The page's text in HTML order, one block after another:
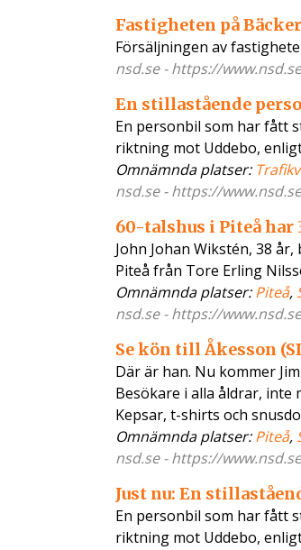
Fastigheten på
Försäljningen av
nsd.se - https://
En stillastående
En personbil som har fått
riktning mot Uddebo,
Omnämnda platser:
nsd.se - https://
60-talshus i Piteå
John Johan Wikstén, 38
Piteå från Tore Erling
Omnämnda platser:Piteå,
nsd.se - https://
Se kön till Åkesson
Där är han. Nu kommer
Besökare i alla åldrar,
Kepsar, t-shirts och
Omnämnda platser:Piteå,
nsd.se - https://
Just nu: En
En personbil som har fått
riktning mot Uddebo,